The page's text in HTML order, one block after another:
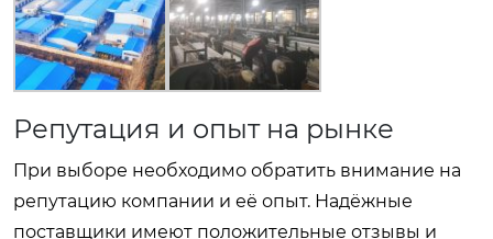
Репутация и опыт на рынке
При выборе необходимо обратить внимание на
репутацию компании и её опыт. Надёжные
поставщики имеют положительные отзывы и